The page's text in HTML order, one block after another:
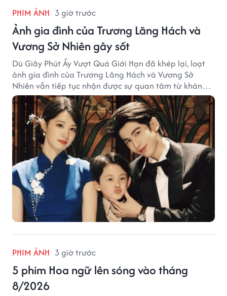
PHIM ẢNH 3 giờ trước
Ảnh gia đình của Trương Lăng Hách và
Vương Sở Nhiên gây sốt
Dù Giây Phút Ấy Vượt Quá Giới Hạn đã khép lại, loạt
ảnh gia đình của Trương Lăng Hách và Vương Sở
Nhiên vẫn tiếp tục nhận được sự quan tâm từ khán
giả.
PHIM ẢNH 3 giờ trước
5 phim Hoa ngữ lên sóng vào tháng
8/2026